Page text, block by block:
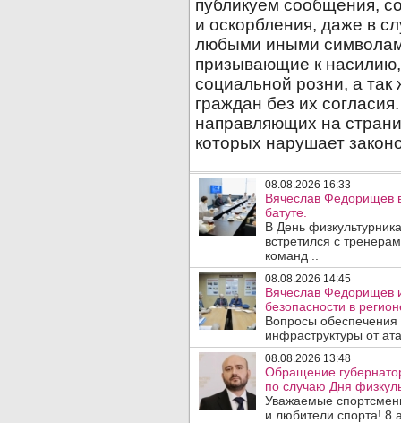
08.08.2026 16:33
Вячеслав Федорищев
батуте.
В День
встретился с
команд ..
08.08.2026 14:45
Вячеслав Федорищев
безопасности в
Вопросы обеспечения
инфраструктуры от
08.08.2026 13:48
Обращение
по случаю Дня
Уважаемые
и любители спорта! 8